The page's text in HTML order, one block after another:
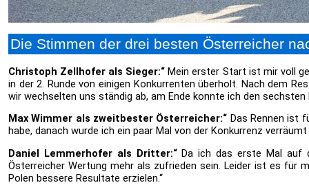
Die Stimmen der drei besten Österreicher
Christoph Zellhofer als Sieger:“ Mein erster Start ist mir voll
in der 2. Runde von einigen Konkurrenten überholt. Nach dem
wir wechselten uns ständig ab, am Ende konnte ich den
Max Wimmer als zweitbester Österreicher:“ Das Rennen ist
habe, danach wurde ich ein paar Mal von der Konkurrenz
Daniel Lemmerhofer als Dritter:“Da ich das erste Mal auf
Österreicher Wertung mehr als zufrieden sein. Leider ist es für
Polen bessere Resultate erzielen.“